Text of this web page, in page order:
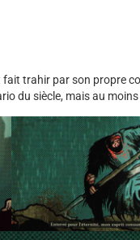
trahir par son propre
du siècle, mais au